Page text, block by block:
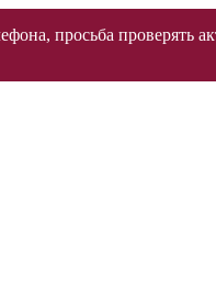
просьба проверять